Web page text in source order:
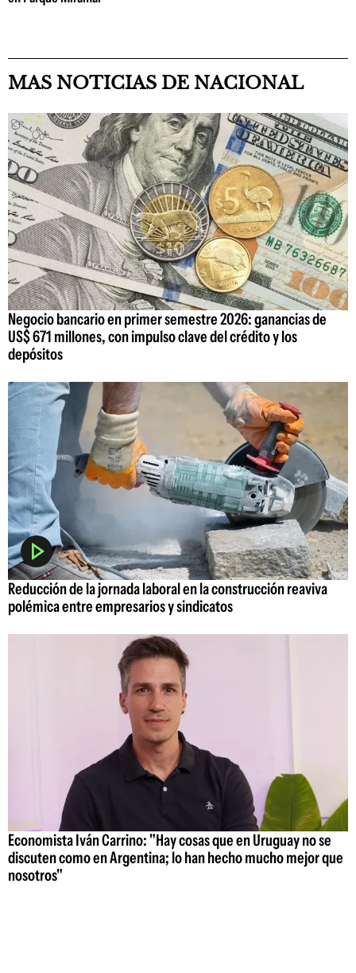
MAS NOTICIAS DE NACIONAL
Negocio bancario en primer semestre 2026: ganancias de
US$ 671 millones, con impulso clave del crédito y los
depósitos
Reducción de la jornada laboral en la construcción reaviva
polémica entre empresarios y sindicatos
Economista Iván Carrino: "Hay cosas que en Uruguay no se
discuten como en Argentina; lo han hecho mucho mejor que
nosotros"